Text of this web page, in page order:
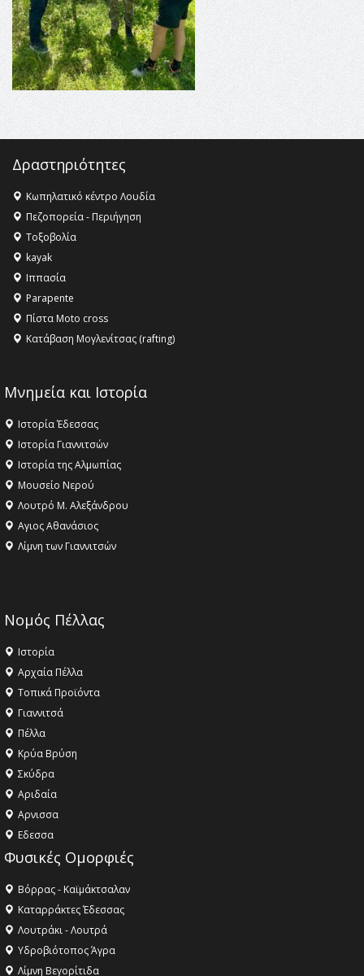
16:18 -ΕΝΟΡΙΑΚΕΣ ΚΑΛΟΚΑΙΡΙΝΕΣ ΔΡΑΣΕΙΣ ΓΙΑ ΠΑΙΔΙΑ
ΣΤΗΝ ΕΔΕΣΣΑ
Δραστηριότητες
Κωπηλατικό κέντρο Λουδία
Πεζοπορεία - Περιήγηση
Τοξοβολία
kayak
Ιππασία
Parapente
Πίστα Moto cross
Κατάβαση Μογλενίτσας (rafting)
Μνημεία και Ιστορία
Ιστορία Έδεσσας
Ιστορία Γιαννιτσών
Ιστορία της Αλμωπίας
Μουσείο Νερού
Λουτρό Μ. Αλεξάνδρου
Αγιος Αθανάσιος
Λίμνη των Γιαννιτσών
Νομός Πέλλας
Ιστορία
Αρχαία Πέλλα
Τοπικά Προϊόντα
Γιαννιτσά
Πέλλα
Κρύα Βρύση
Σκύδρα
Αριδαία
Aρνισσα
Eδεσσα
Φυσικές Ομορφιές
Βόρρας - Καϊμάκτσαλαν
Καταρράκτες Έδεσσας
Λουτράκι - Λουτρά
Υδροβιότοπος Άγρα
Λίμνη Βεγορίτιδα